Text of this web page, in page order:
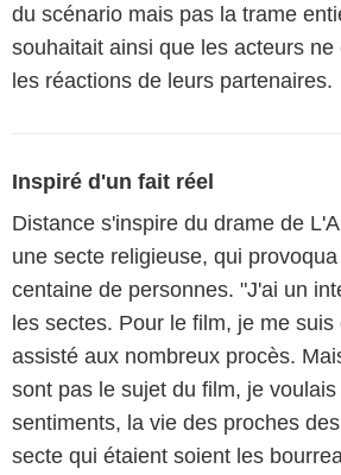
du scénario mais pas la trame
souhaitait ainsi que les acteurs
les réactions de leurs partenaires.
Inspiré d'un fait réel
Distance s'inspire du drame de
une secte religieuse, qui
centaine de personnes. "J'ai un
les sectes. Pour le film, je me suis
assisté aux nombreux procès.
sont pas le sujet du film, je
sentiments, la vie des proches
secte qui étaient soient les